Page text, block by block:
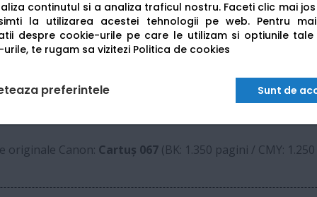
continutul si a analiza traficul nostru. Faceti clic mai
la utilizarea acestei tehnologii pe web. Pentru
despre cookie-urile pe care le utilizam si optiunile tale
te rugam sa vizitezi Politica de cookies
preferintele Sunt de
50 coli (Scanare Duplex Single-Pass)
33.6 Kbps (Până la 3 secunde/pagină)
originale Canon: Cartuș 067 (BK: 1.350 pagini / CMY: